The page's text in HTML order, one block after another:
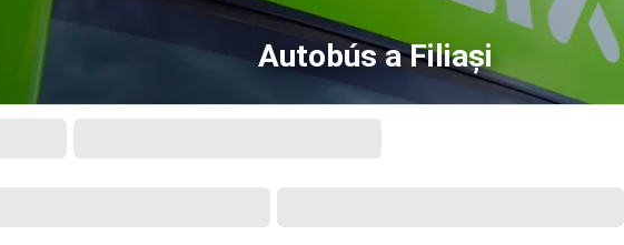
Autobús a Filiași